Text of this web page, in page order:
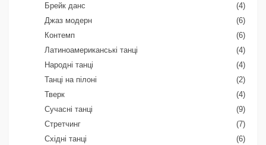
Брейк данс
(4)
Джаз модерн
(6)
Контемп
(6)
Латиноамериканські танці
(4)
Народні танці
(4)
Танці на пілоні
(2)
Тверк
(4)
Сучасні танці
(9)
Стретчинг
(7)
Східні танці
(6)